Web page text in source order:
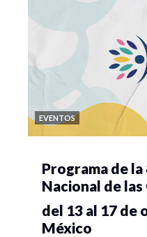
EVENTOS
Programa de la
Nacional de las
del 13 al 17 de
México